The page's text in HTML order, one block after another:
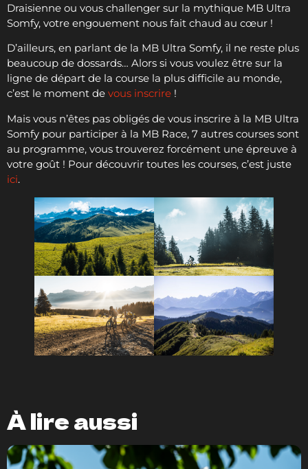
Draisienne ou vous challenger sur la mythique MB Ultra
Somfy, votre engouement nous fait chaud au cœur !
D’ailleurs, en parlant de la MB Ultra Somfy, il ne reste plus
beaucoup de dossards… Alors si vous voulez être sur la
ligne de départ de la course la plus difficile au monde,
c’est le moment de vous inscrire !
Mais vous n’êtes pas obligés de vous inscrire à la MB Ultra
Somfy pour participer à la MB Race, 7 autres courses sont
au programme, vous trouverez forcément une épreuve à
votre goût ! Pour découvrir toutes les courses, c’est juste
ici.
À lire aussi